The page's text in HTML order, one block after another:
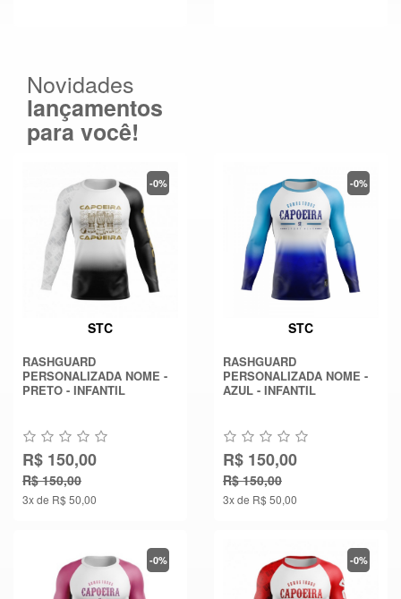
Novidades
lançamentos
para você!
STC
RASHGUARD
PERSONALIZADA NOME -
PRETO - INFANTIL
-0%
R$ 150,00
R$ 150,00
3x de R$ 50,00
STC
RASHGUARD
PERSONALIZADA NOME -
AZUL - INFANTIL
-0%
R$ 150,00
R$ 150,00
3x de R$ 50,00
-0% -0%